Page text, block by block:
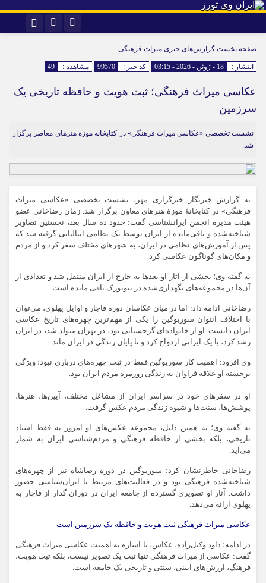
اینستاگرام
صفحه نخست گزارش‌های خبری میراث فرهنگی
انتشار : 18 - ژوئن - 2026 - 03:15 کد خبر : 99570 مشاهده : 49
عکاسی میراث فرهنگی؛ ثبت هویت و حافظه تاریخی یک
سرزمین
نشست تخصصی «عکاسی میراث فرهنگی» در کتابخانه موزه هنرهای معاصر برگزار
شد.
به گزارش خبرنگار خبرگزاری مهر، نشست تخصصی «عکاسی میراث
فرهنگی» در کتابخانهٔ موزهٔ هنرهای معاون برگزار شد. زمان رضاخانی عضو
هیئت مدیره انجمن ایرانشناسی گفت: حدود ده سال بعد، نخستین تصاویر
شناخته‌شده و باقی‌مانده از ایران توسط یک نظامی ایتالیایی گرفته شد که
پس از آموزش‌های نظامی در ایران، به شهرهای مختلف سفر کرد و از مردم
و مکان‌های گوناگون عکاسی کرد.
به گفته وی؛ بخشی از آثار او بعدها به خارج از ایران منتقل شد و تعدادی از
آن‌ها در مجموعه‌های نگهداری‌شده در نیویورک باقی مانده است.
رضاخانی ادامه داد: اما در میان عکاسان دوره قاجار و اوایل پهلوی، می‌توان
با اختلاف آنتوان سوریوگین را یکی از مهم‌ترین چهره‌های تاریخ عکاسی
ایران دانست. او از خانواده‌ای گرجستانی بود، در تهران متولد شد، در ایران
رشد کرد، با یک ایرانی ازدواج کرد و تا پایان زندگی در ایران ماند.
وی افزود: اهمیت کار سوریوگین فقط در ثبت چهره‌های درباری نبود؛ ویژگی
برجسته او علاقه فراوان به زندگی روزمره مردم ایران بود.
او در سفرهای خود در سراسر ایران از مشاغل مختلف، آیین‌ها، هنرها،
پوشش‌ها، سنت‌ها و شیوه زندگی مردم عکس گرفت.
به گفته وی؛ به همین دلیل، مجموعه عکس‌های او امروز نه فقط اسناد
تاریخی، بلکه بخشی از حافظه فرهنگی و مردم‌شناسی ایران به شمار
می‌آید.
رضاخانی خاطرنشان کرد: سوریوگین در دوره رضاشاه نیز از چهره‌های
شناخته‌شده فرهنگی بود و در فعالیت‌های مرتبط با ایران‌شناسی حضور
داشت. آثار او تصویری گسترده از جامعه ایران در دوران گذار از قاجار به
پهلوی ارائه می‌دهد.
عکاسی میراث فرهنگی ثبت هویت و حافظه یک سرزمین است
در ادامه؛ داود وکیل‌زاده، عکاس، با اشاره به اهمیت عکاسی میراث فرهنگی
گفت: عکاسی از میراث فرهنگی تنها ثبت یک تصویر نیست، بلکه ثبت هویت،
فرهنگ، ارزش‌های آیینی، سنتی و تاریخی یک جامعه است.